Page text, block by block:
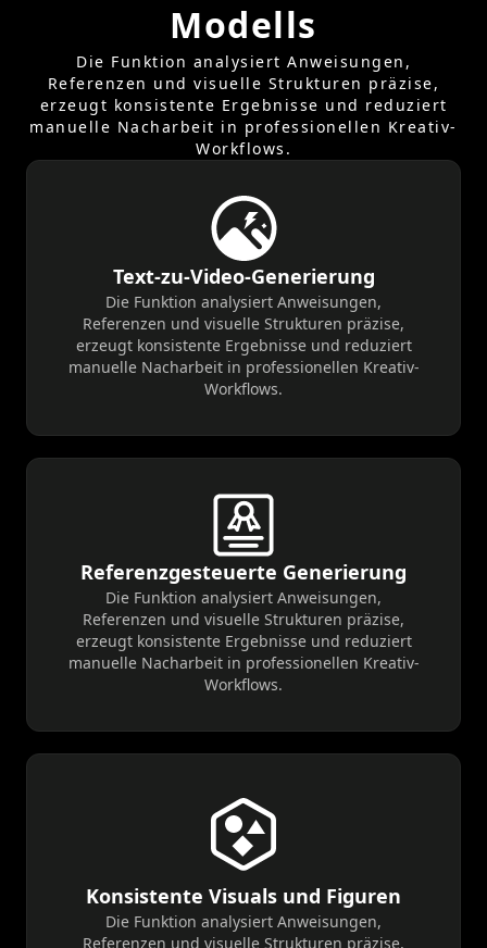
Modells
Die Funktion analysiert Anweisungen,
Referenzen und visuelle Strukturen präzise,
erzeugt konsistente Ergebnisse und reduziert
manuelle Nacharbeit in professionellen Kreativ-
Workflows.
Text-zu-Video-Generierung
Die Funktion analysiert Anweisungen,
Referenzen und visuelle Strukturen präzise,
erzeugt konsistente Ergebnisse und reduziert
manuelle Nacharbeit in professionellen Kreativ-
Workflows.
Referenzgesteuerte Generierung
Die Funktion analysiert Anweisungen,
Referenzen und visuelle Strukturen präzise,
erzeugt konsistente Ergebnisse und reduziert
manuelle Nacharbeit in professionellen Kreativ-
Workflows.
Konsistente Visuals und Figuren
Die Funktion analysiert Anweisungen,
Referenzen und visuelle Strukturen präzise,